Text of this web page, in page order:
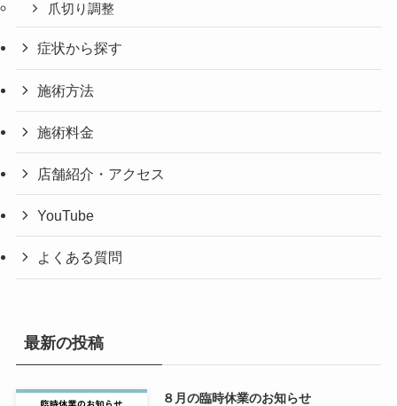
爪切り調整
症状から探す
施術方法
施術料金
店舗紹介・アクセス
YouTube
よくある質問
最新の投稿
８月の臨時休業のお知らせ